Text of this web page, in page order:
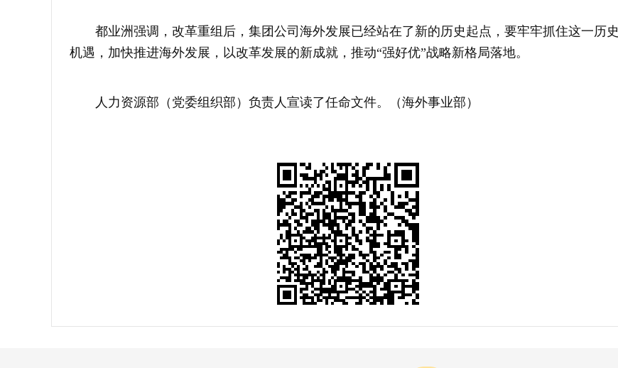
都业洲强调，改革重组后，集团公司海外发展已经站在了新的历史起点，要牢牢抓住这一历史
机遇，加快推进海外发展，以改革发展的新成就，推动“强好优”战略新格局落地。
人力资源部（党委组织部）负责人宣读了任命文件。（海外事业部）